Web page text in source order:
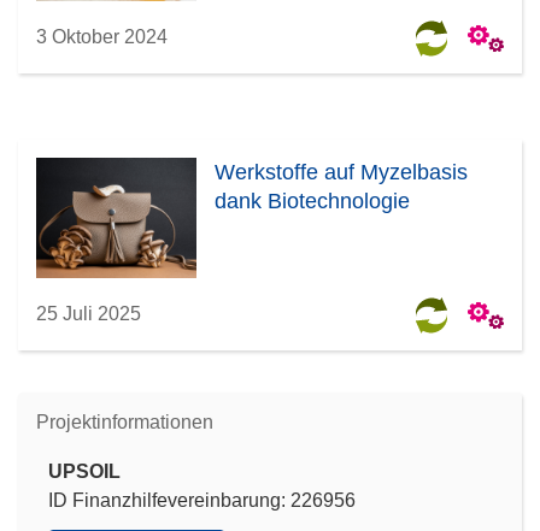
3 Oktober 2024
Werkstoffe auf Myzelbasis
dank Biotechnologie
25 Juli 2025
Projektinformationen
UPSOIL
ID Finanzhilfevereinbarung: 226956